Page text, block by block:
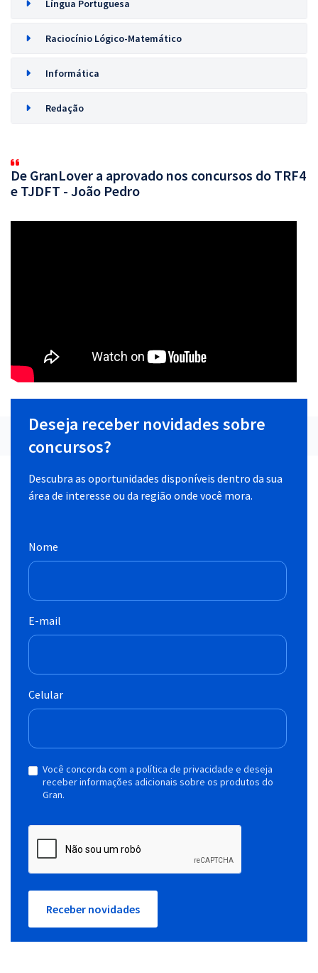
Língua Portuguesa
Raciocínio Lógico-Matemático
Informática
Redação
De GranLover a aprovado nos concursos do TRF4
e TJDFT - João Pedro
Deseja receber novidades sobre
concursos?
Descubra as oportunidades disponíveis dentro da sua
área de interesse ou da região onde você mora.
Nome
E-mail
Celular
Você concorda com a política de privacidade e deseja
receber informações adicionais sobre os produtos do
Gran.
Receber novidades